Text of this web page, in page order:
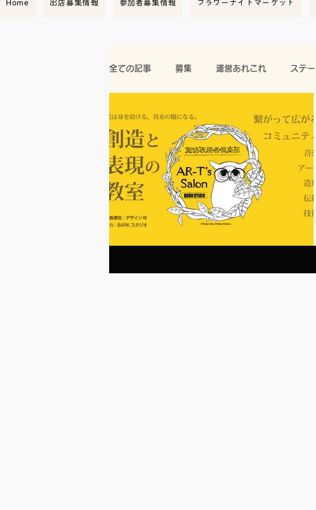
Home 出店募集情報 参加者募集情報 フラワーナイトマーケット
全ての記事 募集 運営あれこれ ステ
マーケット情報 開催報告
イベント情報 ワークショップ コレ